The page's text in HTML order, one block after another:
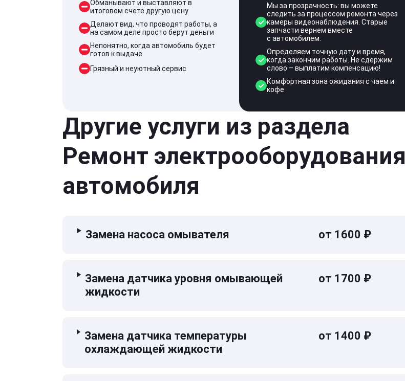
Обманывают и выставляют в
итоговом счете другую цену
Делают вид, что проводят работы, а
на самом деле просто берут деньги
Непонятно, когда автомобиль будет
готов к выдаче
Грязный и неуютный сервис
Мы за прозрачность: вы можете
следить за процессом ремонта через
камеры видеонаблюдения. Старые
запчасти вернем вместе
с автомобилем.
Определяем точную дату и время,
когда закончим работы. Не сдержим
слово – выплатим компенсацию!
Комфортная зона ожидания с чаем и
кофе
Другие услуги из раздела
Ремонт электрооборудования
автомобиля
Замена насоса омывателя от 1600 ₽
Замена датчика уровня омывающей
жидкости
от 1700 ₽
Замена датчика температуры
охлаждающей жидкости
от 1400 ₽